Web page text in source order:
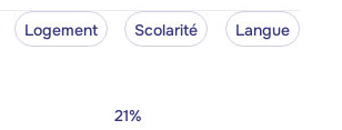
Logement Scolarité Langue
21%